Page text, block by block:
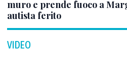
muro e prende fuoco a
autista ferito
VIDEO